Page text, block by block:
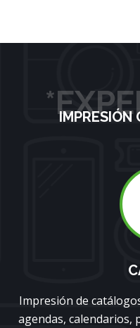
IMPRESIÓN
Impresión de
agendas, calendarios,